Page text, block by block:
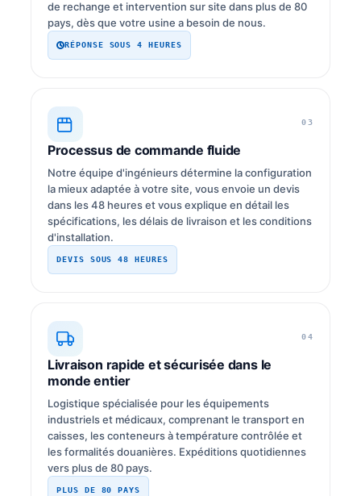
de rechange et intervention sur site dans plus de 80
pays, dès que votre usine a besoin de nous.
RÉPONSE SOUS 4 HEURES
03
Processus de commande fluide
Notre équipe d'ingénieurs détermine la configuration
la mieux adaptée à votre site, vous envoie un devis
dans les 48 heures et vous explique en détail les
spécifications, les délais de livraison et les conditions
d'installation.
DEVIS SOUS 48 HEURES
04
Livraison rapide et sécurisée dans le
monde entier
Logistique spécialisée pour les équipements
industriels et médicaux, comprenant le transport en
caisses, les conteneurs à température contrôlée et
les formalités douanières. Expéditions quotidiennes
vers plus de 80 pays.
PLUS DE 80 PAYS